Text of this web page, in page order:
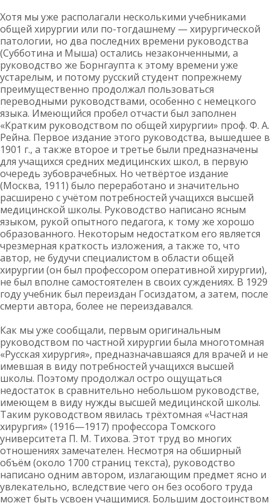
Хотя мы уже располагали несколькими учебниками
общей хирургии или по-тогдашнему — хирургической
патологии, но два последних времени руководства
(Субботина и Мыша) остались незаконченными, а
руководство же Борнгаупта к этому времени уже
устарелым, и потому русский студент попрежнему
преимущественно продолжал пользоваться
переводными руководствами, особенно с немецкого
языка. Имеющийся пробел отчасти был заполнен
«Кратким руководством по общей хирургии» проф. Ф. А.
Рейна. Первое издание этого руководства, вышедшее в
1901 г., а также второе и третье были предназначены
для учащихся средних медицинских школ, в первую
очередь зубоврачебных. Но четвёртое издание
(Москва, 1911) было переработано и значительно
расширено с учётом потребностей учащихся высшей
медицинской школы. Руководство написано ясным
языком, рукой опытного педагога, к тому же хорошо
образованного. Некоторым недостатком его является
чрезмерная краткость изложения, а также то, что
автор, не будучи специалистом в области общей
хирургии (он был профессором оперативной хирургии),
не был вполне самостоятелен в своих суждениях. В 1929
году учебник был переиздан Госиздатом, а затем, после
смерти автора, более не переиздавался.
Как мы уже сообщали, первым оригинальным
руководством по частной хирургии была многотомная
«Русская хирургия», предназначавшаяся для врачей и не
имевшая в виду потребностей учащихся высшей
школы. Поэтому продолжал остро ощущаться
недостаток в сравнительно небольшом руководстве,
имеющем в виду нужды высшей медицинской школы.
Таким руководством явилась трёхтомная «Частная
хирургия» (1916—1917) профессора Томского
университета П. М. Тихова. Этот труд во многих
отношениях замечателен. Несмотря на обширный
объём (около 1700 страниц текста), руководство
написано одним автором, излагающим предмет ясно и
увлекательно, вследствие чего он без особого труда
может быть усвоен учащимися. Большим достоинством